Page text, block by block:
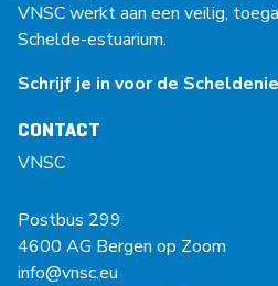
VNSC werkt aan een veilig,
Schelde-estuarium.
Schrijf je in voor de
CONTACT
VNSC
Postbus 299
4600 AG Bergen op Zoom
info@vnsc.eu